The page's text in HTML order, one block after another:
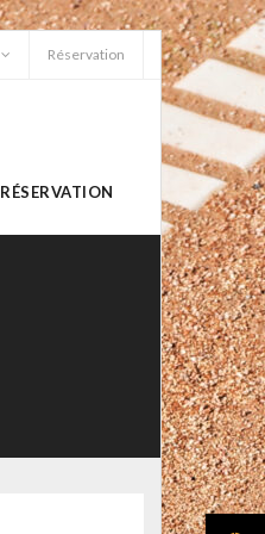
Réservation
RÉSERVATION